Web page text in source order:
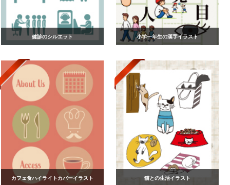
健診のシルエット 小学一年生の漢字イラスト
カフェ食ハイライトカバーイラスト 猫との生活イラスト